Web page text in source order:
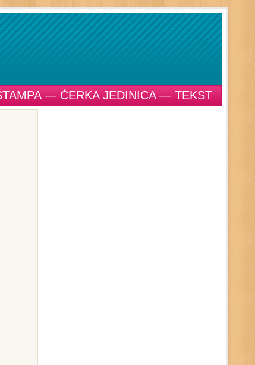
— ĆERKA JEDINICA — TEKST